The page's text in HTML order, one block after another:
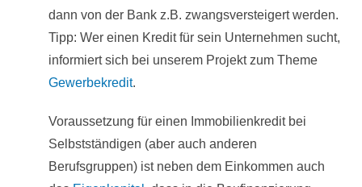
dann von der Bank z.B. zwangsversteigert werden.
Tipp: Wer einen Kredit für sein Unternehmen sucht,
informiert sich bei unserem Projekt zum Theme
Gewerbekredit.
Voraussetzung für einen Immobilienkredit bei
Selbstständigen (aber auch anderen
Berufsgruppen) ist neben dem Einkommen auch